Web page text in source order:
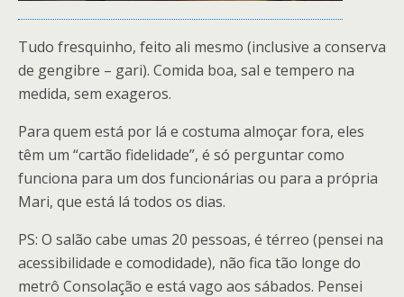
Tudo fresquinho, feito ali mesmo (inclusive a conserva
de gengibre – gari). Comida boa, sal e tempero na
medida, sem exageros.
Para quem está por lá e costuma almoçar fora, eles
têm um “cartão fidelidade”, é só perguntar como
funciona para um dos funcionárias ou para a própria
Mari, que está lá todos os dias.
PS: O salão cabe umas 20 pessoas, é térreo (pensei na
acessibilidade e comodidade), não fica tão longe do
metrô Consolação e está vago aos sábados. Pensei